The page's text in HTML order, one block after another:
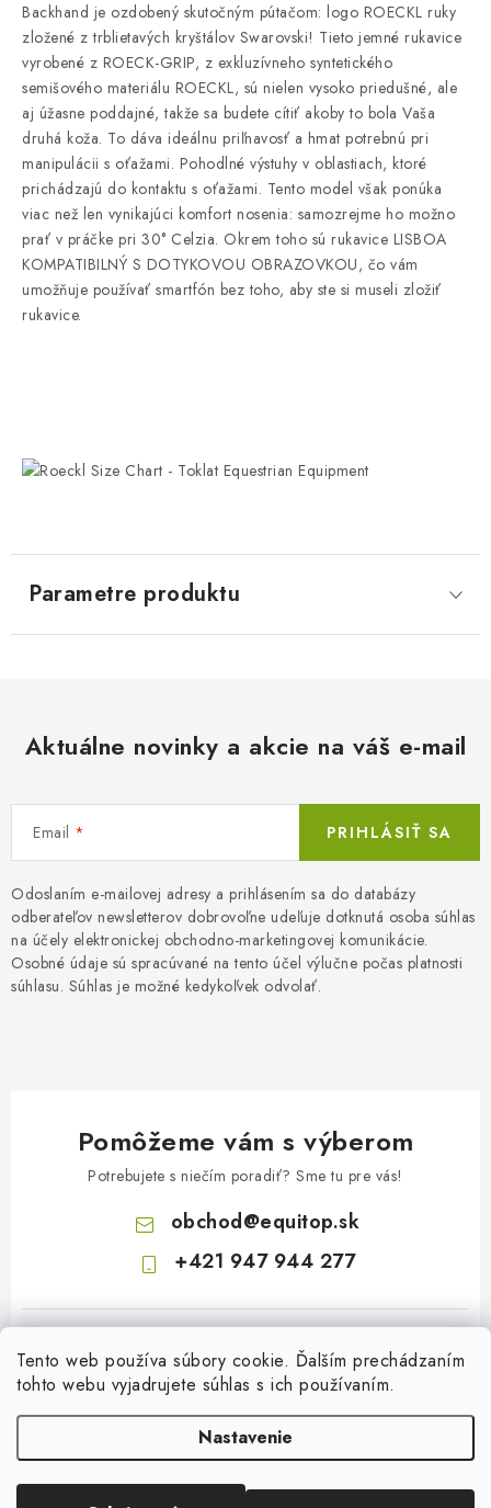
Tento web používa súbory cookie. Ďalším prechádzaním
tohto webu vyjadrujete súhlas s ich používaním.
Nastavenie
Backhand je ozdobený skutočným pútačom: logo ROECKL ruky
zložené z trblietavých kryštálov Swarovski! Tieto jemné rukavice
vyrobené z ROECK-GRIP, z exkluzívneho syntetického
semišového materiálu ROECKL, sú nielen vysoko priedušné, ale
aj úžasne poddajné, takže sa budete cítiť akoby to bola Vaša
druhá koža. To dáva ideálnu priľnavosť a hmat potrebnú pri
manipulácii s oťažami. Pohodlné výstuhy v oblastiach, ktoré
prichádzajú do kontaktu s oťažami. Tento model však ponúka
viac než len vynikajúci komfort nosenia: samozrejme ho možno
prať v práčke pri 30° Celzia. Okrem toho sú rukavice LISBOA
KOMPATIBILNÝ S DOTYKOVOU OBRAZOVKOU, čo vám
umožňuje používať smartfón bez toho, aby ste si museli zložiť
rukavice.
Parametre produktu
Aktuálne novinky a akcie na váš e-mail
Email
Odoslaním e-mailovej adresy a prihlásením sa do databázy
odberateľov newsletterov dobrovoľne udeľuje dotknutá osoba súhlas
na účely elektronickej obchodno-marketingovej komunikácie.
Osobné údaje sú spracúvané na tento účel výlučne počas platnosti
súhlasu. Súhlas je možné kedykoľvek odvolať.
PRIHLÁSIŤ SA
Pomôžeme vám s výberom
Potrebujete s niečím poradiť? Sme tu pre vás!
obchod@equitop.sk
+421 947 944 277